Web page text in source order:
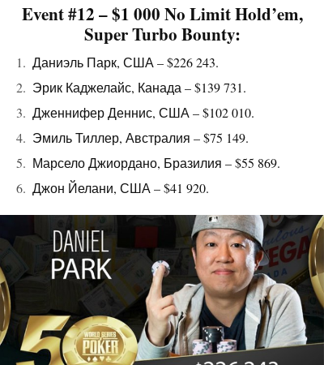
Event #12 – $1 000 No Limit Hold’em,
Super Turbo Bounty:
Даниэль Парк, США – $226 243.
Эрик Каджелайс, Канада – $139 731.
Дженнифер Деннис, США – $102 010.
Эмиль Тиллер, Австралия – $75 149.
Марсело Джиордано, Бразилия – $55 869.
Джон Йелани, США – $41 920.